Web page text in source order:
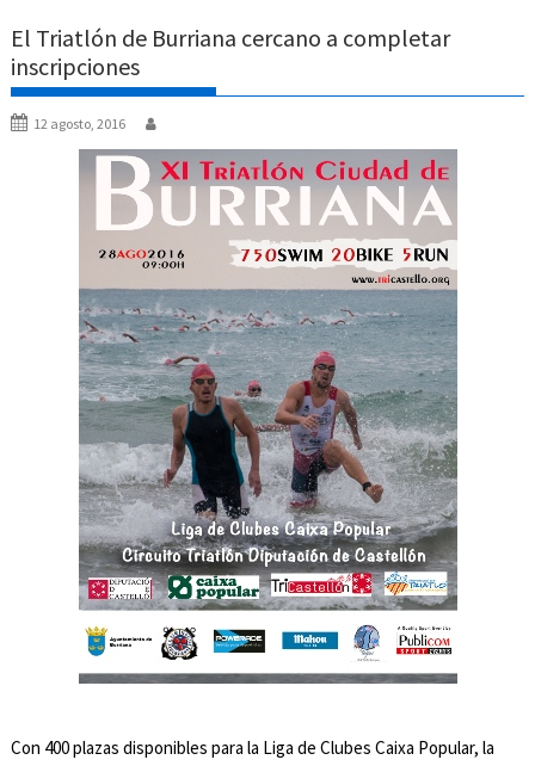
El Triatlón de Burriana cercano a completar
inscripciones
12 agosto, 2016
Con 400 plazas disponibles para la Liga de Clubes Caixa Popular, la